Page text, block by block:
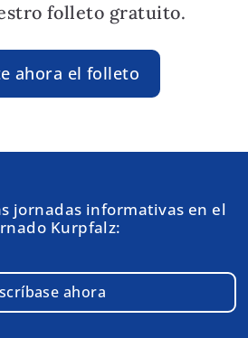
folleto gratuito.
ahora el folleto
jornadas informativas en el
Kurpfalz:
ahora